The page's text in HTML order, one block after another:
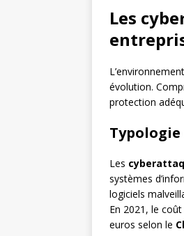
Les
évolution.
protection
Les
systèmes
logiciels
En 2021, le
euros selon le